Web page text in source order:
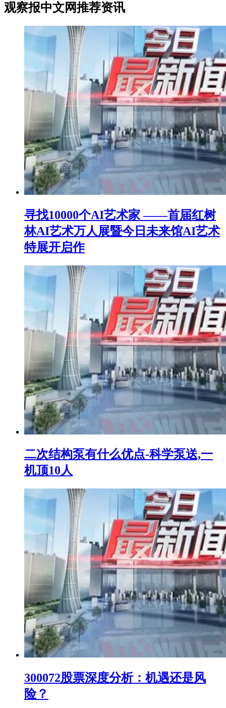
观察报中文网推荐资讯
寻找10000个AI艺术家 ——首届红树
林AI艺术万人展暨今日未来馆AI艺术
特展开启作
二次结构泵有什么优点-科学泵送,一
机顶10人
300072股票深度分析：机遇还是风
险？